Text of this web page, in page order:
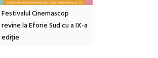
Festivalul Cinemascop
revine la Eforie Sud cu a IX-a
ediție